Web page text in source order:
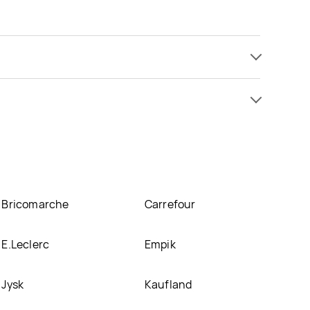
Bricomarche Carrefour
E.Leclerc Empik
Jysk Kaufland